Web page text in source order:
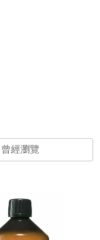
曾經瀏覽